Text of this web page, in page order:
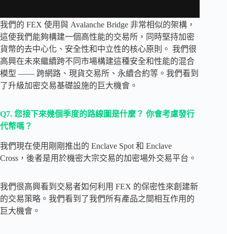
我們的 FEX 使用與 Avalanche Bridge 非常相似的架構，
這使我們能夠構建一個高性能的交易所，同時堅持加密
貨幣的去中心化、安全性和中立性的核心原則。 我們很
高興在未來繼續跨不同市場構建這種安全和性能的混合
模型 —— 跨網路、現貨交易所、永續合約等。我們看到
了升級加密交易基礎設施的巨大機會。
Q7. 您接下來幾個季度的路線圖是什麼？ 你會考慮發行
代幣嗎？
我們現在使用剛剛推出的 Enclave Spot 和 Enclave
Cross，後者是用於機密大宗交易的加密場外交易平台。
我們很高興看到交易者如何利用 FEX 的保密性來創建新
的交易策略。我們看到了我們所有產品之間相互作用的
巨大機會。